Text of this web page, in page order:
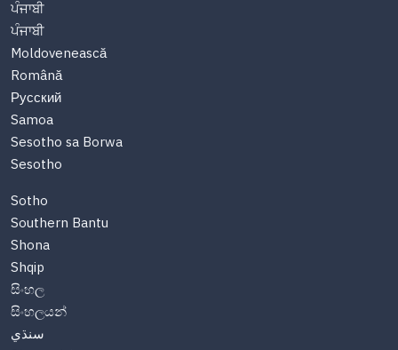
ਪੰਜਾਬੀ
ਪੰਜਾਬੀ
Moldovenească
Română
Русский
Samoa
Sesotho sa Borwa
Sesotho
Sotho
Southern Bantu
Shona
Shqip
සිංහල
සිංහලයන්
سنڌي